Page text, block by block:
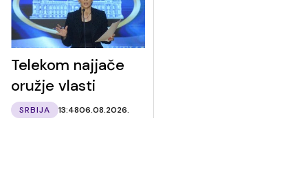
Telekom najjače
oružje vlasti
SRBIJA 13:4806.08.2026.